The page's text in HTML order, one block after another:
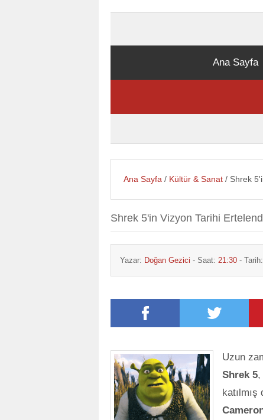
Ana Sayfa
Ana Sayfa / Kültür & Sanat / Shrek
Shrek 5'in Vizyon Tarihi
Yazar: Doğan Gezici - Saat: 21:30 - Tarih:
Uzun
Shrek 5,